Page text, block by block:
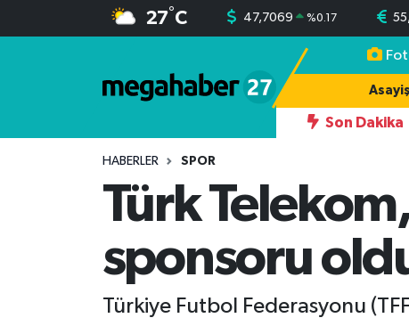
27°C 47,7069 %0.17
Asayiş
Son Dakika
Dolar/TL ve Euro’da Güncel
HABERLER SPOR
Türk
sponsoru
Türkiye Futbol Federasyonu
Süper Lig Puan Durumu ve Fikstür
Son Dakika Haberleri
Haber Arşivi